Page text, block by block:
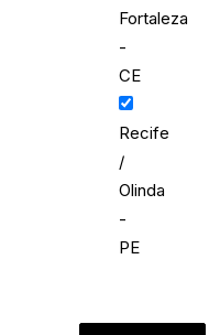
Fortaleza
-
CE
Recife
/
Olinda
-
PE